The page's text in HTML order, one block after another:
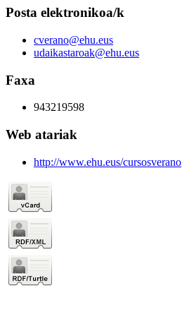
Posta elektronikoa/k
cverano@ehu.eus
udaikastaroak@ehu.eus
Faxa
943219598
Web atariak
http://www.ehu.eus/cursosverano